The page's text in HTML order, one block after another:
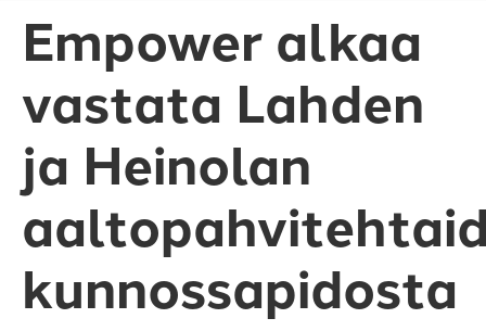
Empower alkaa
vastata Lahden
ja Heinolan
kunnossapidosta